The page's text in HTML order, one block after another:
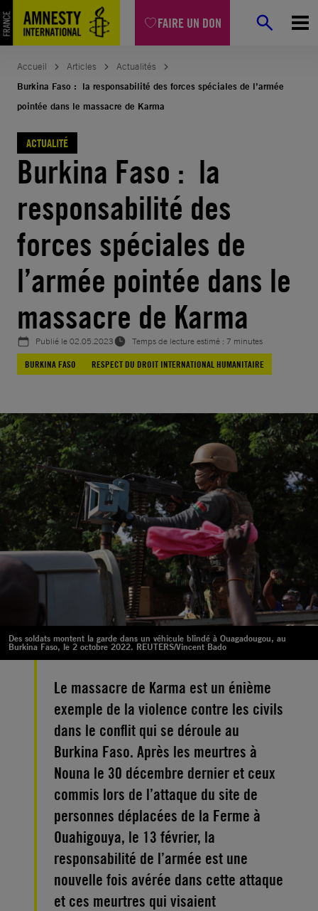
FAIRE UN DON
Aller
au
contenu
Accueil Articles
Actualités
Burkina Faso : la responsabilité des forces spéciales de l’armée
pointée dans le massacre de Karma
ACTUALITÉ
Burkina Faso : la
responsabilité des
forces spéciales de
l’armée pointée dans le
massacre de Karma
Publié le02.05.2023
Temps de lecture estimé : 7 minutes
BURKINA FASO
RESPECT DU DROIT INTERNATIONAL HUMANITAIRE
Des soldats montent la garde dans un véhicule blindé à Ouagadougou, au
Burkina Faso, le 2 octobre 2022. REUTERS/Vincent Bado
Le massacre de Karma est un énième
exemple de la violence contre les civils
dans le conflit qui se déroule au
Burkina Faso. Après les meurtres à
Nouna le 30 décembre dernier et ceux
commis lors de l’attaque du site de
personnes déplacées de la Ferme à
Ouahigouya, le 13 février, la
responsabilité de l’armée est une
nouvelle fois avérée dans cette attaque
et ces meurtres qui visaient